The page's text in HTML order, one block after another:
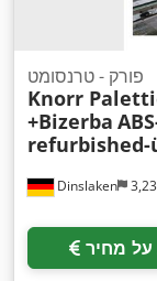
Dinslaken
פורק - טרנסומט
Knorr
+Bizerba
על מחיר